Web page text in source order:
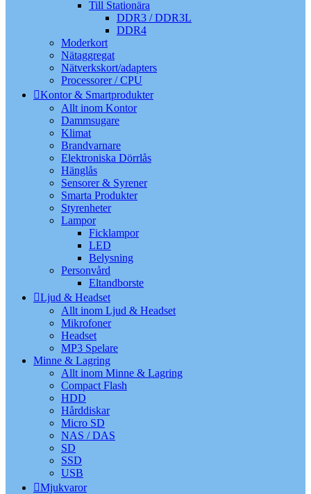
Till Stationära
DDR3 / DDR3L
DDR4
Moderkort
Nätaggregat
Nätverkskort/adapters
Processorer / CPU
Kontor & Smartprodukter
Allt inom Kontor
Dammsugare
Klimat
Brandvarnare
Elektroniska Dörrlås
Hänglås
Sensorer & Syrener
Smarta Produkter
Styrenheter
Lampor
Ficklampor
LED
Belysning
Personvård
Eltandborste
Ljud & Headset
Allt inom Ljud & Headset
Mikrofoner
Headset
MP3 Spelare
Minne & Lagring
Allt inom Minne & Lagring
Compact Flash
HDD
Hårddiskar
Micro SD
NAS / DAS
SD
SSD
USB
Mjukvaror